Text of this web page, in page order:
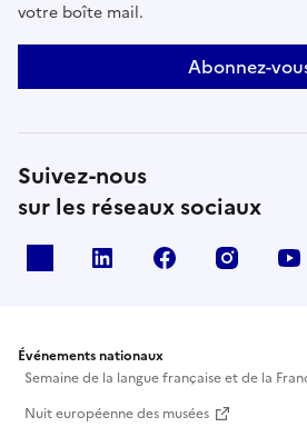
votre boîte mail.
Abonnez-
Suivez-nous
sur les réseaux sociaux
Linkedin Facebook
Événements nationaux
Semaine de la langue française et de la
Nuit européenne des musées